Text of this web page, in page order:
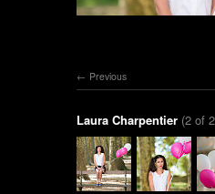
Previous
Laura Charpentier (2 of